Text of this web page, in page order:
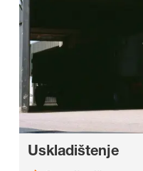
Uskladištenje